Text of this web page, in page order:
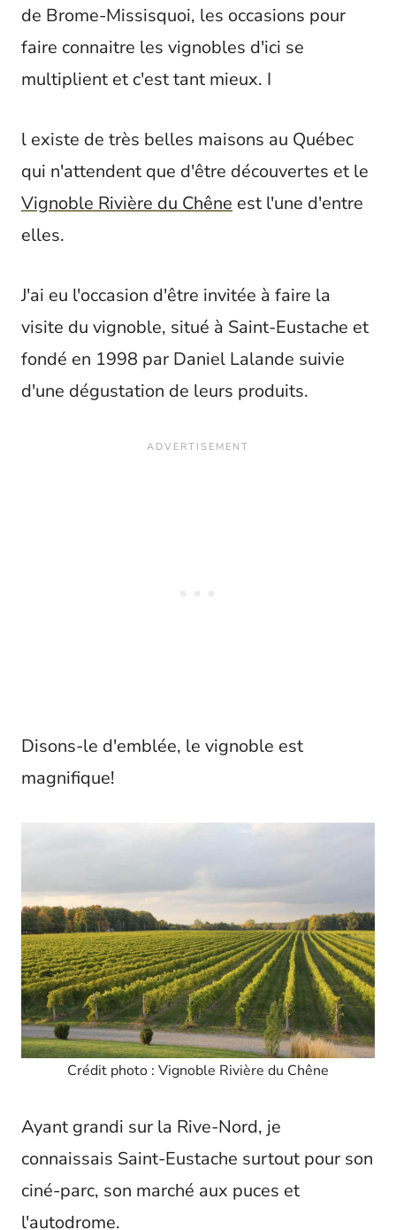
de Brome-Missisquoi, les occasions pour
faire connaitre les vignobles d'ici se
multiplient et c'est tant mieux. I
l existe de très belles maisons au Québec
qui n'attendent que d'être découvertes et le
Vignoble Rivière du Chêne est l'une d'entre
elles.
J'ai eu l'occasion d'être invitée à faire la
visite du vignoble, situé à Saint-Eustache et
fondé en 1998 par Daniel Lalande suivie
d'une dégustation de leurs produits.
Disons-le d'emblée, le vignoble est
magnifique!
Crédit photo : Vignoble Rivière du Chêne
Ayant grandi sur la Rive-Nord, je
connaissais Saint-Eustache surtout pour son
ciné-parc, son marché aux puces et
l'autodrome.